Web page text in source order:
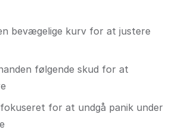
bevægelige kurv for at justere
følgende skud for at
for at undgå panik under